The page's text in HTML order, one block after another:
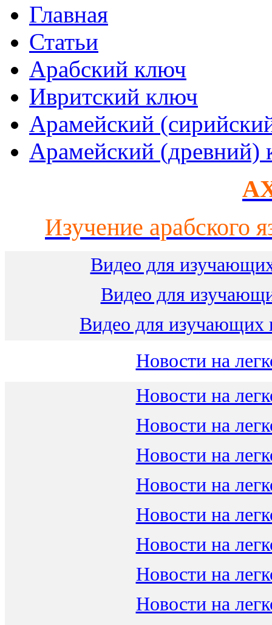
Главная
Статьи
Арабский ключ
Ивритский ключ
Арамейский
Арамейский (древний)
Изучение арабского
Видео для
Видео для
Видео для изучающих
Новости на
Новости на
Новости на
Новости на
Новости на
Новости на
Новости на
Новости на
Новости на